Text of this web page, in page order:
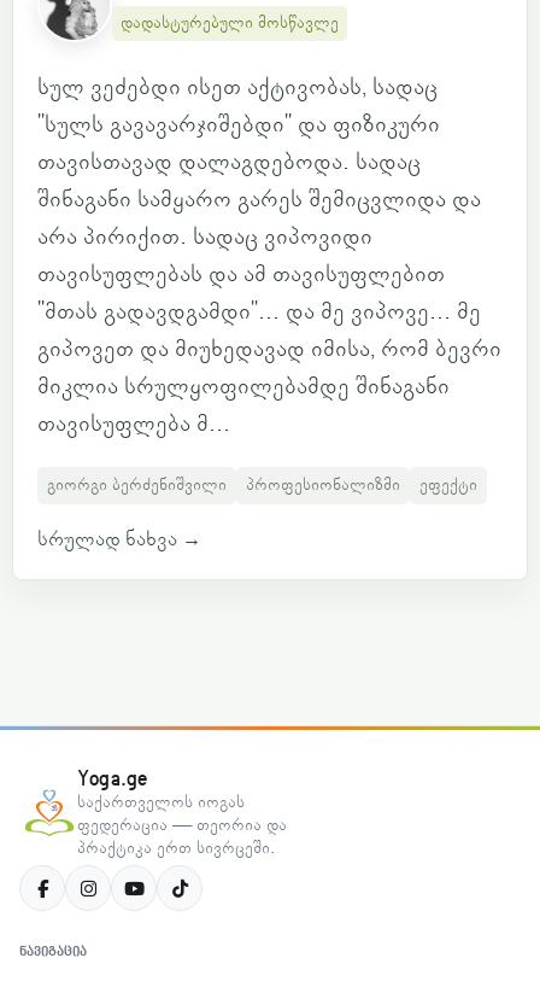
დადასტურებული მოსწავლე
სულ ვეძებდი ისეთ აქტივობას, სადაც
"სულს გავავარჯიშებდი" და ფიზიკური
თავისთავად დალაგდებოდა. სადაც
შინაგანი სამყარო გარეს შემიცვლიდა და
არა პირიქით. სადაც ვიპოვიდი
თავისუფლებას და ამ თავისუფლებით
"მთას გადავდგამდი"... და მე ვიპოვე... მე
გიპოვეთ და მიუხედავად იმისა, რომ ბევრი
მიკლია სრულყოფილებამდე შინაგანი
თავისუფლება მ...
გიორგი ბერძენიშვილი პროფესიონალიზმი ეფექტი
სრულად ნახვა →
Yoga.ge
საქართველოს იოგას
ფედერაცია — თეორია და
პრაქტიკა ერთ სივრცეში.
ᲜᲐᲕᲘᲒᲐᲪᲘᲐ